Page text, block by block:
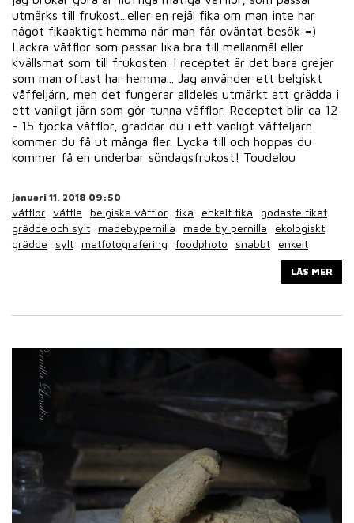
utmärks till frukost...eller en rejäl fika om man inte har
något fikaaktigt hemma när man får oväntat besök =)
Läckra våfflor som passar lika bra till mellanmål eller
kvällsmat som till frukosten. I receptet är det bara grejer
som man oftast har hemma... Jag använder ett belgiskt
våffeljärn, men det fungerar alldeles utmärkt att grädda i
ett vanilgt järn som gör tunna våfflor. Receptet blir ca 12
- 15 tjocka våfflor, gräddar du i ett vanligt våffeljärn
kommer du få ut många fler. Lycka till och hoppas du
kommer få en underbar söndagsfrukost! Toudelou
januari 11, 2018 09:50
våfflor våffla belgiska våfflor fika enkelt fika
godaste fikat
grädde och sylt madebypernilla made by pernilla
ekologiskt
grädde
sylt matfotografering foodphoto snabbt enkelt
LÄS MER